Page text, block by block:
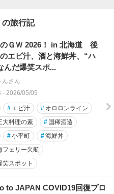
の旅行記
ＧＷ 2026！ in 北海道 後
エビ汁、酒と海鮮丼、“ハ
んだ爆笑スポ...
んさん
- 2026/05/05
# エビ汁 # オロロンライン
大料理の素 # 国稀酒造
#小平町 #海鮮丼
フェリー欠航
笑スポット
to JAPAN COVID19回復プロ